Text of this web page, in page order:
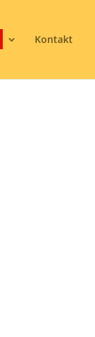
Kontakt